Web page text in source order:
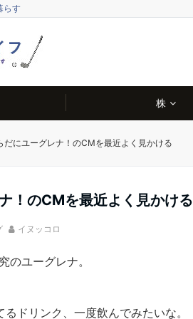
らす
株
だにユーグレナ！のCMを最近よく見かける
！のCMを最近よく見かける
イヌッコロ
のユーグレナ。
ドリンク、一度飲んでみたいな。